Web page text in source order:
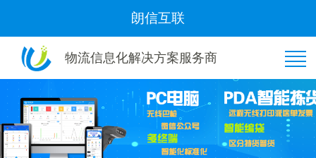
朗信互联
物流信息化解决方案服务商
恭喜“好管家集运”与我司隆重签约！